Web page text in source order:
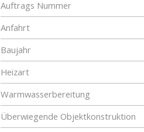
Auftrags Nummer
Anfahrt
Baujahr
Heizart
Warmwasserbereitung
Überwiegende Objektkonstruktion